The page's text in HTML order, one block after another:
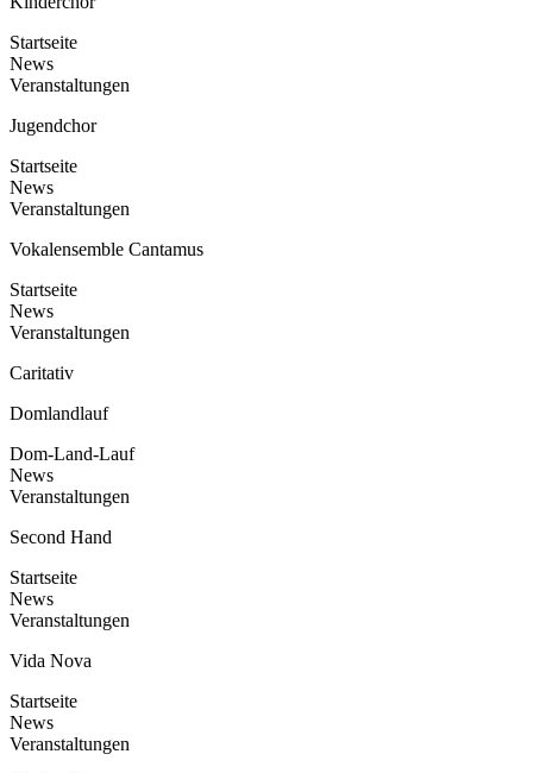
Startseite
News
Veranstaltungen
Jugendchor
Startseite
News
Veranstaltungen
Vokalensemble Cantamus
Startseite
News
Veranstaltungen
Caritativ
Domlandlauf
Dom-Land-Lauf
News
Veranstaltungen
Second Hand
Startseite
News
Veranstaltungen
Vida Nova
Startseite
News
Veranstaltungen